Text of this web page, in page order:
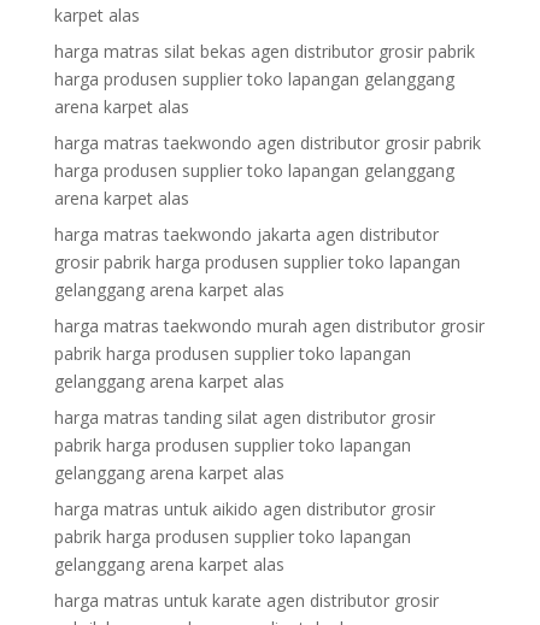
karpet alas
harga matras silat bekas agen distributor grosir pabrik
harga produsen supplier toko lapangan gelanggang
arena karpet alas
harga matras taekwondo agen distributor grosir pabrik
harga produsen supplier toko lapangan gelanggang
arena karpet alas
harga matras taekwondo jakarta agen distributor
grosir pabrik harga produsen supplier toko lapangan
gelanggang arena karpet alas
harga matras taekwondo murah agen distributor grosir
pabrik harga produsen supplier toko lapangan
gelanggang arena karpet alas
harga matras tanding silat agen distributor grosir
pabrik harga produsen supplier toko lapangan
gelanggang arena karpet alas
harga matras untuk aikido agen distributor grosir
pabrik harga produsen supplier toko lapangan
gelanggang arena karpet alas
harga matras untuk karate agen distributor grosir